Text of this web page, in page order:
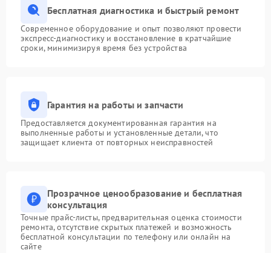
Бесплатная диагностика и быстрый ремонт
Современное оборудование и опыт позволяют провести
экспресс-диагностику и восстановление в кратчайшие
сроки, минимизируя время без устройства
Гарантия на работы и запчасти
Предоставляется документированная гарантия на
выполненные работы и установленные детали, что
защищает клиента от повторных неисправностей
Прозрачное ценообразование и бесплатная
консультация
Точные прайс-листы, предварительная оценка стоимости
ремонта, отсутствие скрытых платежей и возможность
бесплатной консультации по телефону или онлайн на
сайте